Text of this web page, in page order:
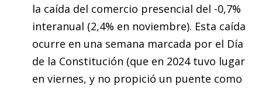
la caída del comercio presencial del -0,7%
interanual (2,4% en noviembre). Esta caída
ocurre en una semana marcada por el Día
de la Constitución (que en 2024 tuvo lugar
en viernes, y no propició un puente como